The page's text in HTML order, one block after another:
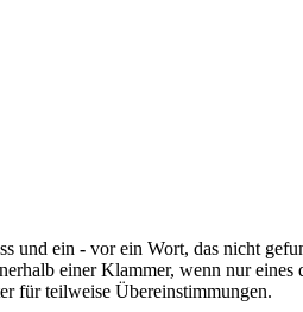
und ein - vor ein Wort, das nicht
einer Klammer, wenn nur eines
für teilweise Übereinstimmungen.